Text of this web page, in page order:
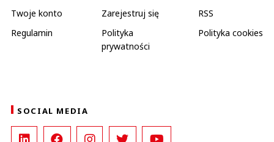
Twoje konto
Zarejestruj się
RSS
Regulamin
Polityka
prywatności
Polityka cookies
SOCIAL MEDIA